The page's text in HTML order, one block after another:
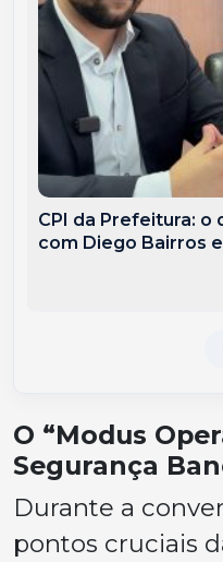
CPI da Prefeitura: o
com Diego Bairros
O “Modus
Segurança
Durante a
pontos cruciais